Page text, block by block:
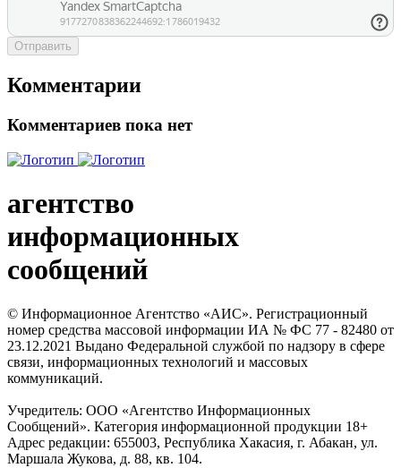
Отправить
Комментарии
Комментариев пока нет
агентство
информационных
сообщений
© Информационное Агентство «АИС». Регистрационный
номер средства массовой информации ИА № ФС 77 - 82480 от
23.12.2021 Выдано Федеральной службой по надзору в сфере
связи, информационных технологий и массовых
коммуникаций.
Учредитель: ООО «Агентство Информационных
Сообщений». Категория информационной продукции 18+
Адрес редакции: 655003, Республика Хакасия, г. Абакан, ул.
Маршала Жукова, д. 88, кв. 104.